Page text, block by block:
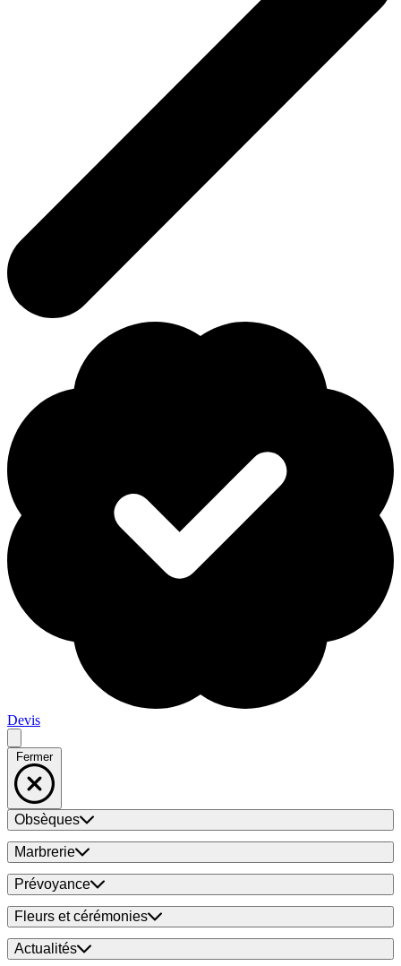
Devis
Fermer
Obsèques
Marbrerie
Prévoyance
Fleurs et cérémonies
Actualités